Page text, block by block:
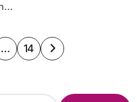
… 14